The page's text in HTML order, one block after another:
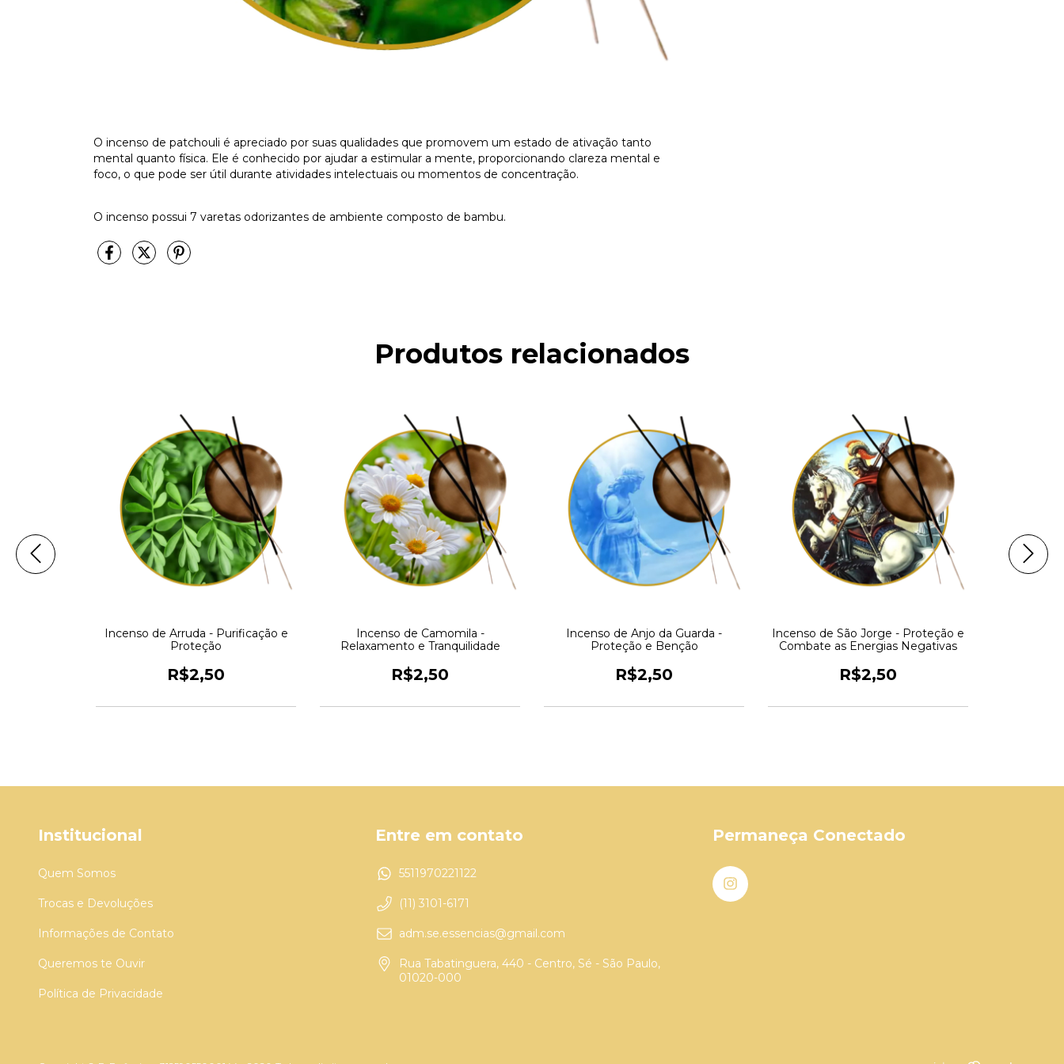
O incenso de patchouli é apreciado por suas qualidades que promovem um estado de ativação tanto
mental quanto física. Ele é conhecido por ajudar a estimular a mente, proporcionando clareza mental e
foco, o que pode ser útil durante atividades intelectuais ou momentos de concentração.
O incenso possui 7 varetas odorizantes de ambiente composto de bambu.
Produtos relacionados
Incenso de Arruda - Purificação e
Proteção
R$2,50
Incenso de Camomila -
Relaxamento e Tranquilidade
R$2,50
Incenso de Anjo da Guarda -
Proteção e Benção
R$2,50
Incenso de São Jorge - Proteção e
Combate as Energias Negativas
R$2,50
Institucional
Quem Somos
Trocas e Devoluções
Informações de Contato
Queremos te Ouvir
Política de Privacidade
Entre em contato
5511970221122
(11) 3101-6171
adm.se.essencias@gmail.com
Rua Tabatinguera, 440 - Centro, Sé - São Paulo,
01020-000
Permaneça Conectado